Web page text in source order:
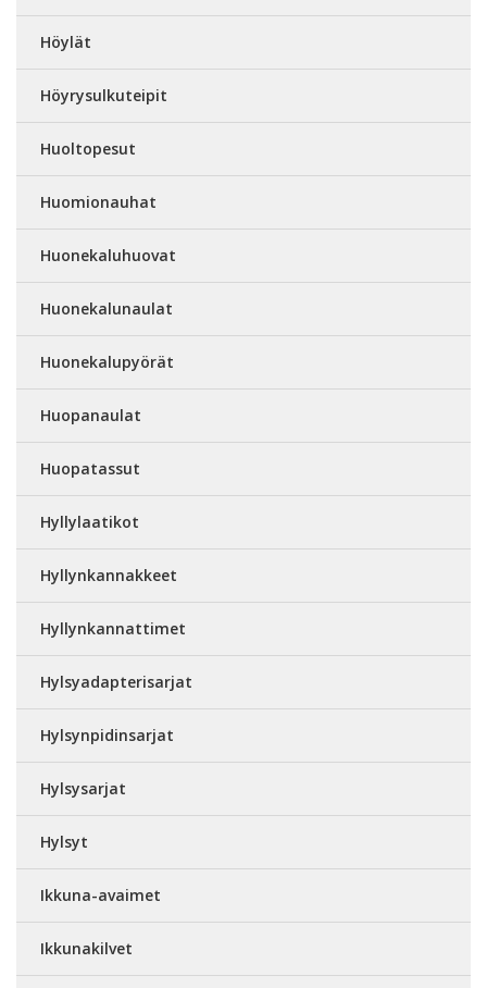
Höylät
Höyrysulkuteipit
Huoltopesut
Huomionauhat
Huonekaluhuovat
Huonekalunaulat
Huonekalupyörät
Huopanaulat
Huopatassut
Hyllylaatikot
Hyllynkannakkeet
Hyllynkannattimet
Hylsyadapterisarjat
Hylsynpidinsarjat
Hylsysarjat
Hylsyt
Ikkuna-avaimet
Ikkunakilvet